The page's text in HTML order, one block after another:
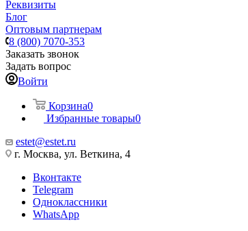
Реквизиты
Блог
Оптовым партнерам
8 (800) 7070-353
Заказать звонок
Задать вопрос
Войти
Корзина0
Избранные товары0
estet@estet.ru
г. Москва, ул. Веткина, 4
Вконтакте
Telegram
Одноклассники
WhatsApp